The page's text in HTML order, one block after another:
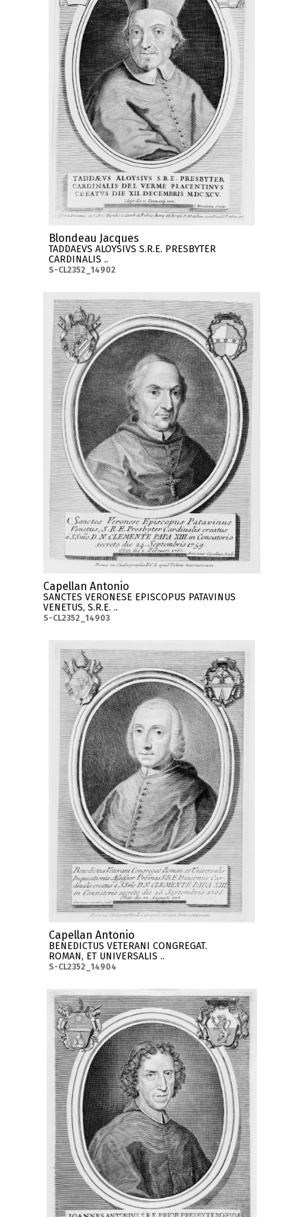
Blondeau Jacques
TADDAEVS ALOYSIVS S.R.E. PRESBYTER
CARDINALIS ..
S-CL2352_14902
Capellan Antonio
SANCTES VERONESE EPISCOPUS PATAVINUS
VENETUS, S.R.E. ..
S-CL2352_14903
Capellan Antonio
BENEDICTUS VETERANI CONGREGAT.
ROMAN, ET UNIVERSALIS ..
S-CL2352_14904